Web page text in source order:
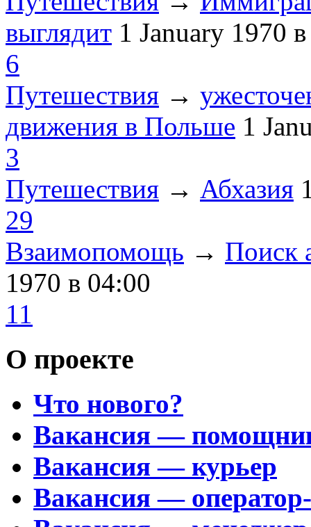
выглядит 1 January 1970
6
Путешествия →
движения в Польше 1
3
Путешествия → Абхазия
29
Взаимопомощь → Поиск
1970 в 04:00
11
О проекте
Что нового?
Вакансия —
Вакансия — курьер
Вакансия —